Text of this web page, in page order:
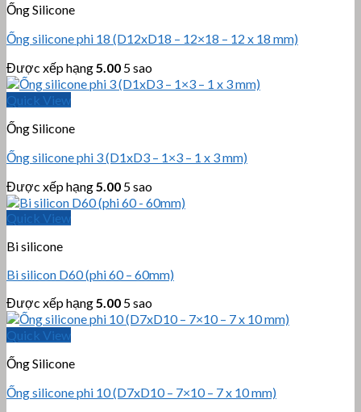
Ống Silicone
Ống silicone phi 18 (D12xD18 – 12×18 – 12 x 18 mm)
Được xếp hạng5.00 5 sao
Quick View
Ống Silicone
Ống silicone phi 3 (D1xD3 – 1×3 – 1 x 3 mm)
Được xếp hạng5.00 5 sao
Quick View
Bi silicone
Bi silicon D60 (phi 60 – 60mm)
Được xếp hạng5.00 5 sao
Quick View
Ống Silicone
Ống silicone phi 10 (D7xD10 – 7×10 – 7 x 10 mm)